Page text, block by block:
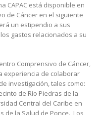
CAPAC está disponible en
de Cáncer en el siguiente
un estipendio a sus
gastos relacionados a su
Comprensivo de Cáncer,
experiencia de colaborar
investigación, tales como:
de Río Piedras de la
Central del Caribe en
de la Salud de Ponce. Los